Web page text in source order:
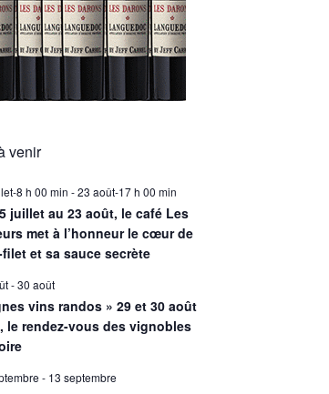
venir
8 h 00 min -23 août-17 h 00 min
juillet au 23 août, le café Les
met à l’honneur le cœur de
et sa sauce secrète
-30 août
vins randos » 29 et 30 août
le rendez-vous des vignobles
- 13 septembre